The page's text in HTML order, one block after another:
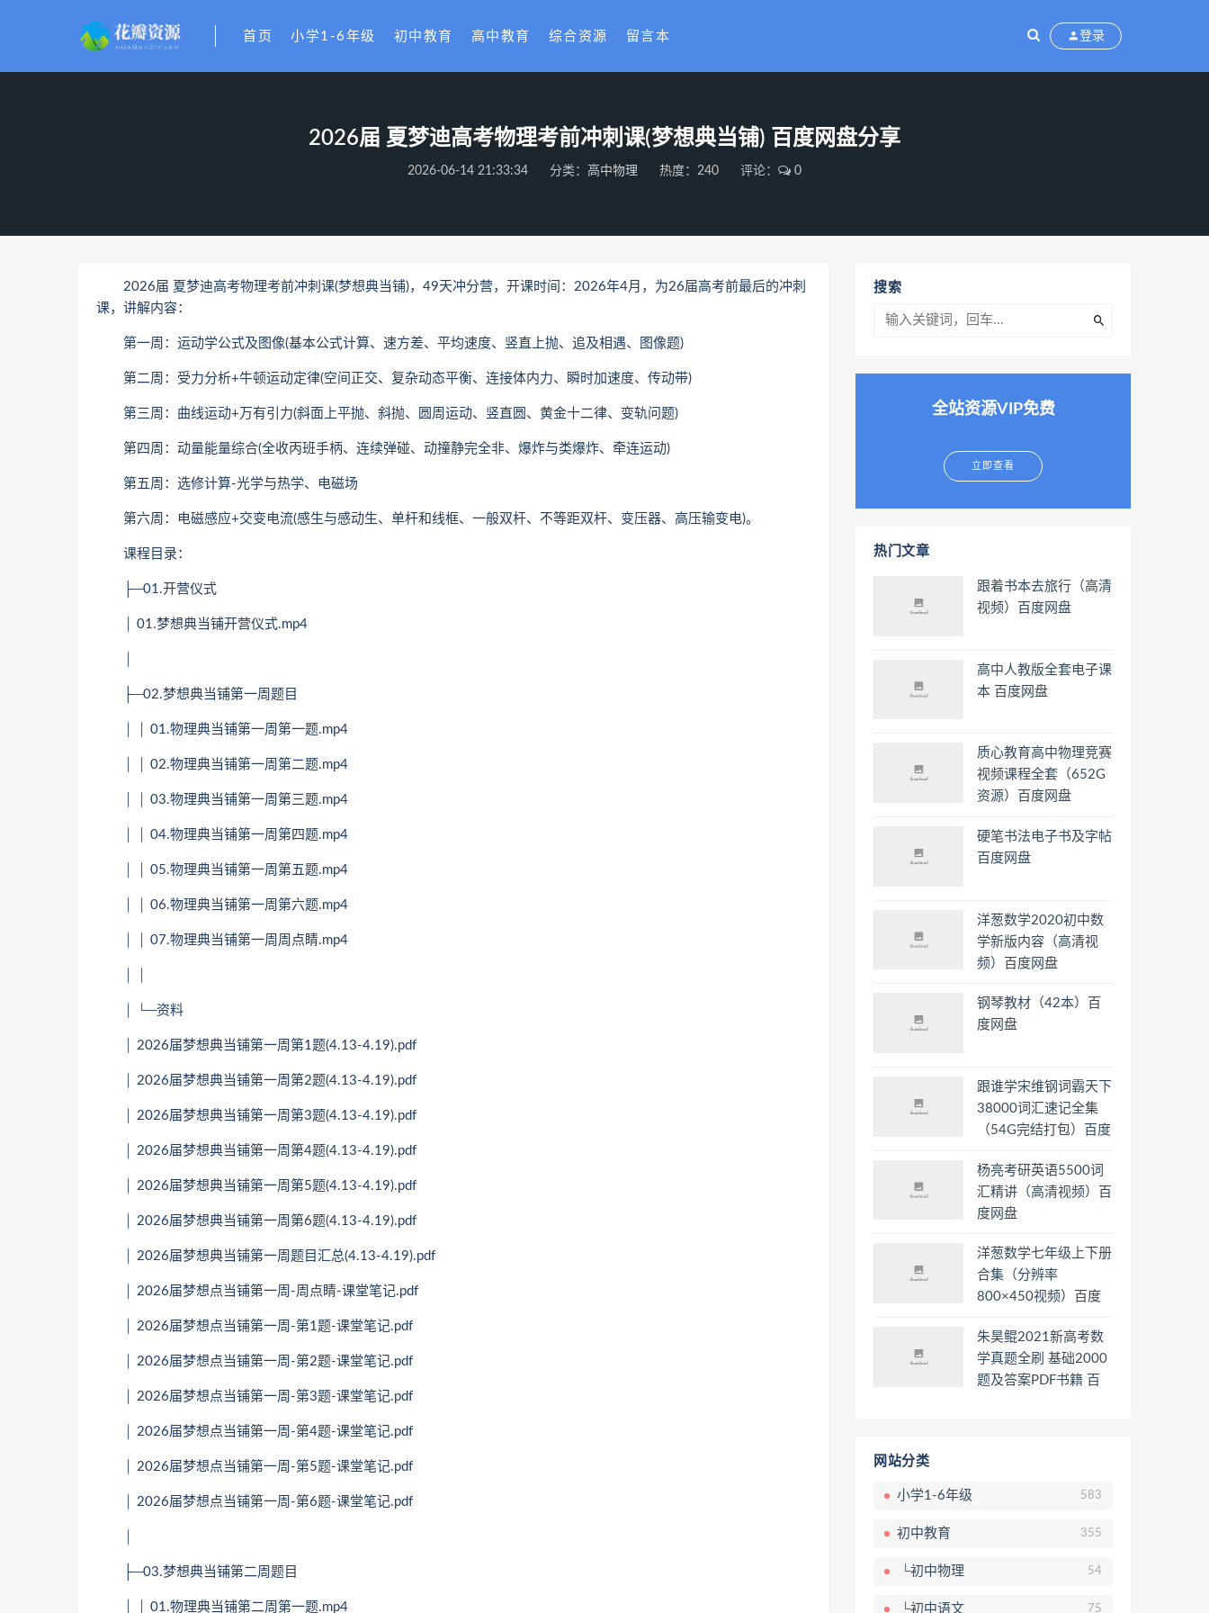
首页 小学1-6年级 初中教育 高中教育 综合资源 留言本 登录
2026届 夏梦迪高考物理考前冲刺课(梦想典当铺) 百度网盘分享
2026-06-14 21:33:34 分类： 高中物理 热度：240 评论： 0
2026届 夏梦迪高考物理考前冲刺课(梦想典当铺)，49天冲分营，开课时间：2026年4月，为26届高考前最后的冲刺
课，讲解内容：
第一周：运动学公式及图像(基本公式计算、速方差、平均速度、竖直上抛、追及相遇、图像题)
第二周：受力分析+牛顿运动定律(空间正交、复杂动态平衡、连接体内力、瞬时加速度、传动带)
第三周：曲线运动+万有引力(斜面上平抛、斜抛、圆周运动、竖直圆、黄金十二律、变轨问题)
第四周：动量能量综合(全收丙班手柄、连续弹碰、动撞静完全非、爆炸与类爆炸、牵连运动)
第五周：选修计算-光学与热学、电磁场
第六周：电磁感应+交变电流(感生与感动生、单杆和线框、一般双杆、不等距双杆、变压器、高压输变电)。
课程目录：
├─01.开营仪式
│ 01.梦想典当铺开营仪式.mp4
├─02.梦想典当铺第一周题目
│ │ 01.物理典当铺第一周第一题.mp4
│ │ 02.物理典当铺第一周第二题.mp4
│ │ 03.物理典当铺第一周第三题.mp4
│ │ 04.物理典当铺第一周第四题.mp4
│ │ 05.物理典当铺第一周第五题.mp4
│ │ 06.物理典当铺第一周第六题.mp4
│ │ 07.物理典当铺第一周周点睛.mp4
│ └─资料
│ 2026届梦想典当铺第一周第1题(4.13-4.19).pdf
│ 2026届梦想典当铺第一周第2题(4.13-4.19).pdf
│ 2026届梦想典当铺第一周第3题(4.13-4.19).pdf
│ 2026届梦想典当铺第一周第4题(4.13-4.19).pdf
│ 2026届梦想典当铺第一周第5题(4.13-4.19).pdf
│ 2026届梦想典当铺第一周第6题(4.13-4.19).pdf
│ 2026届梦想典当铺第一周题目汇总(4.13-4.19).pdf
│ 2026届梦想点当铺第一周-周点睛-课堂笔记.pdf
│ 2026届梦想点当铺第一周-第1题-课堂笔记.pdf
│ 2026届梦想点当铺第一周-第2题-课堂笔记.pdf
│ 2026届梦想点当铺第一周-第3题-课堂笔记.pdf
│ 2026届梦想点当铺第一周-第4题-课堂笔记.pdf
│ 2026届梦想点当铺第一周-第5题-课堂笔记.pdf
│ 2026届梦想点当铺第一周-第6题-课堂笔记.pdf
├─03.梦想典当铺第二周题目
│ │ 01.物理典当铺第二周第一题.mp4
搜索
全站资源VIP免费
立即查看
热门文章
跟着书本去旅行（高清
视频）百度网盘
高中人教版全套电子课
本 百度网盘
质心教育高中物理竞赛
视频课程全套（652G
资源）百度网盘
硬笔书法电子书及字帖
百度网盘
洋葱数学2020初中数
学新版内容（高清视
频）百度网盘
钢琴教材（42本）百
度网盘
跟谁学宋维钢词霸天下
38000词汇速记全集
（54G完结打包）百度
杨亮考研英语5500词
汇精讲（高清视频）百
度网盘
洋葱数学七年级上下册
合集（分辨率
800×450视频）百度
朱昊鲲2021新高考数
学真题全刷 基础2000
题及答案PDF书籍 百
网站分类
小学1-6年级 583
初中教育 355
└初中物理 54
└初中语文 75